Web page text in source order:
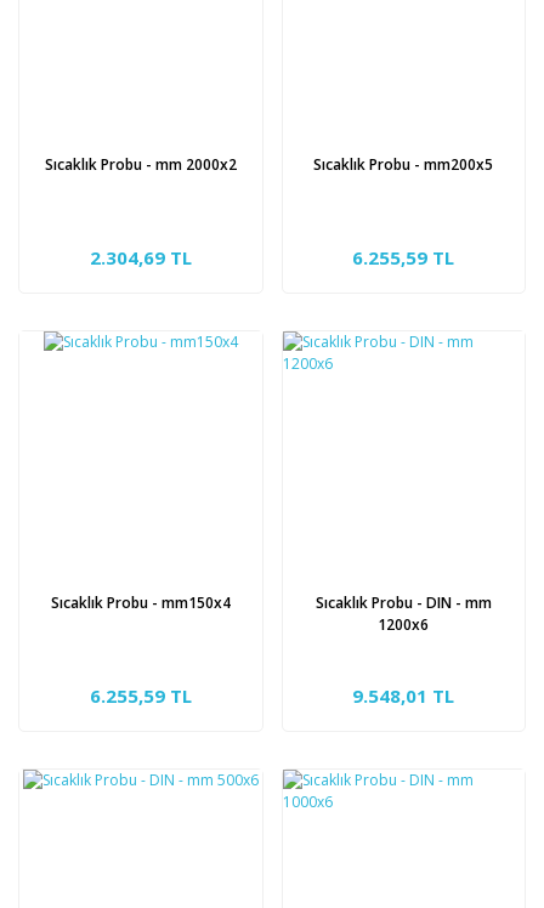
Sıcaklık Probu - mm 2000x2
2.304,69 TL
Sıcaklık Probu - mm200x5
6.255,59 TL
Sıcaklık Probu - mm150x4
6.255,59 TL
Sıcaklık Probu - DIN - mm
1200x6
9.548,01 TL